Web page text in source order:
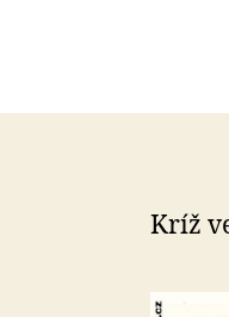
Kríž